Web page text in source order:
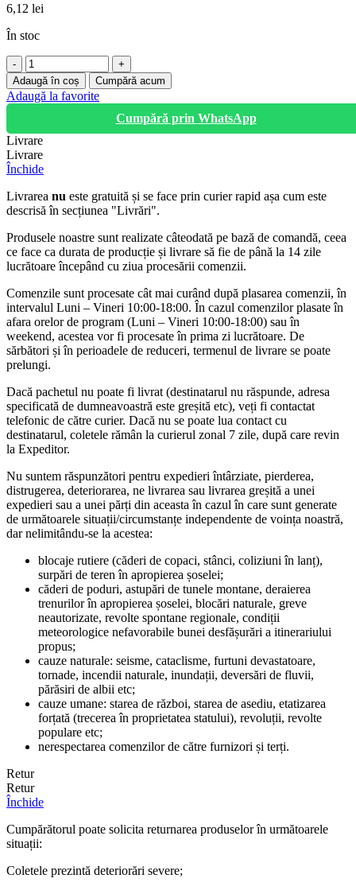
6,12 lei
În stoc
Cantitate
Cutter
lama
retractabila
mm,
otel
inoxidabil,
cu
lame
in
rezerva
Adaugă în coș Cumpără acum
Adaugă la favorite
Cumpără prin WhatsApp
Livrare
Livrare
Închide
Livrarea nu este gratuită și se face prin curier rapid așa cum este
descrisă în secțiunea "Livrări".
Produsele noastre sunt realizate câteodată pe bază de comandă, ceea
ce face ca durata de producție și livrare să fie de până la 14 zile
lucrătoare începând cu ziua procesării comenzii.
Comenzile sunt procesate cât mai curând după plasarea comenzii, în
intervalul Luni – Vineri 10:00-18:00. În cazul comenzilor plasate în
afara orelor de program (Luni – Vineri 10:00-18:00) sau în
weekend, acestea vor fi procesate în prima zi lucrătoare. De
sărbători și în perioadele de reduceri, termenul de livrare se poate
prelungi.
Dacă pachetul nu poate fi livrat (destinatarul nu răspunde, adresa
specificată de dumneavoastră este greșită etc), veți fi contactat
telefonic de către curier. Dacă nu se poate lua contact cu
destinatarul, coletele rămân la curierul zonal 7 zile, după care revin
la Expeditor.
Nu suntem răspunzători pentru expedieri întârziate, pierderea,
distrugerea, deteriorarea, ne livrarea sau livrarea greșită a unei
expedieri sau a unei părți din aceasta în cazul în care sunt generate
de următoarele situații/circumstanțe independente de voința noastră,
dar nelimitându-se la acestea:
blocaje rutiere (căderi de copaci, stânci, coliziuni în lanț),
surpări de teren în apropierea șoselei;
căderi de poduri, astupări de tunele montane, deraierea
trenurilor în apropierea șoselei, blocări naturale, greve
neautorizate, revolte spontane regionale, condiții
meteorologice nefavorabile bunei desfășurări a itinerariului
propus;
cauze naturale: seisme, cataclisme, furtuni devastatoare,
tornade, incendii naturale, inundații, deversări de fluvii,
părăsiri de albii etc;
cauze umane: starea de război, starea de asediu, etatizarea
forțată (trecerea în proprietatea statului), revoluții, revolte
populare etc;
nerespectarea comenzilor de către furnizori și terți.
Retur
Retur
Închide
Cumpărătorul poate solicita returnarea produselor în următoarele
situații:
Coletele prezintă deteriorări severe;